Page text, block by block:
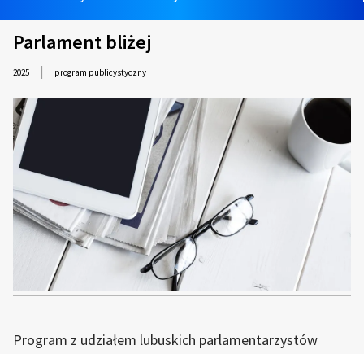
Parlament bliżej
2025 | program publicystyczny
Program z udziałem lubuskich parlamentarzystów